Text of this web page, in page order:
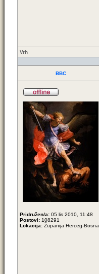
Vrh
BBC
Pridružen/a: 05 lis 2010, 11:48
Postovi: 108291
Lokacija: Županija Herceg-Bosna